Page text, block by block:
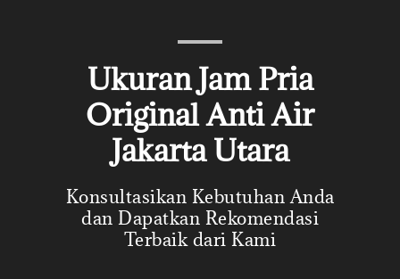
Ukuran Jam Pria
Original Anti Air
Jakarta Utara
Konsultasikan Kebutuhan Anda
dan Dapatkan Rekomendasi
Terbaik dari Kami